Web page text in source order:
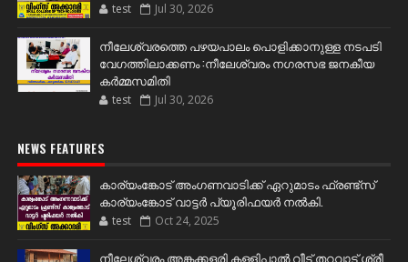
test Jul 30, 2026
നീലേശ്വരത്തെ പഴയപാലം പൊളിക്കാനുള്ള നടപടി
വേഗത്തിലാക്കണം :നീലേശ്വരം നഗരസഭ ജനകീയ
കർമ്മസമിതി
test Jul 30, 2026
NEWS FEATURES
കാര്യംങ്കോട് അംഗണവാടിക്ക് ഏറുമാടം ഫ്രണ്ട്സ്
കാര്യംങ്കോട് വാട്ടർ പ്യൂരിഫയർ നൽകി.
test Oct 24, 2025
നീലേശ്വരം അങ്കക്കളരി കള്ളിപ്പാൽ വീട് തറവാട് ശ്രീ